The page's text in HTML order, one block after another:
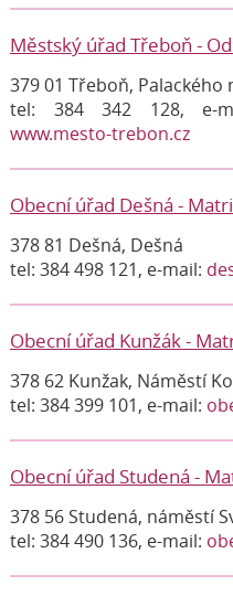
Městský úřad Třeboň -
379 01 Třeboň, Palackého
tel: 384 342 128, e-
www.mesto-trebon.cz
Obecní úřad Dešná -
378 81 Dešná, Dešná
tel: 384 498 121, e-mail:
Obecní úřad Kunžák -
378 62 Kunžak, Náměstí
tel: 384 399 101, e-mail:
Obecní úřad Studená -
378 56 Studená, náměstí
tel: 384 490 136, e-mail: